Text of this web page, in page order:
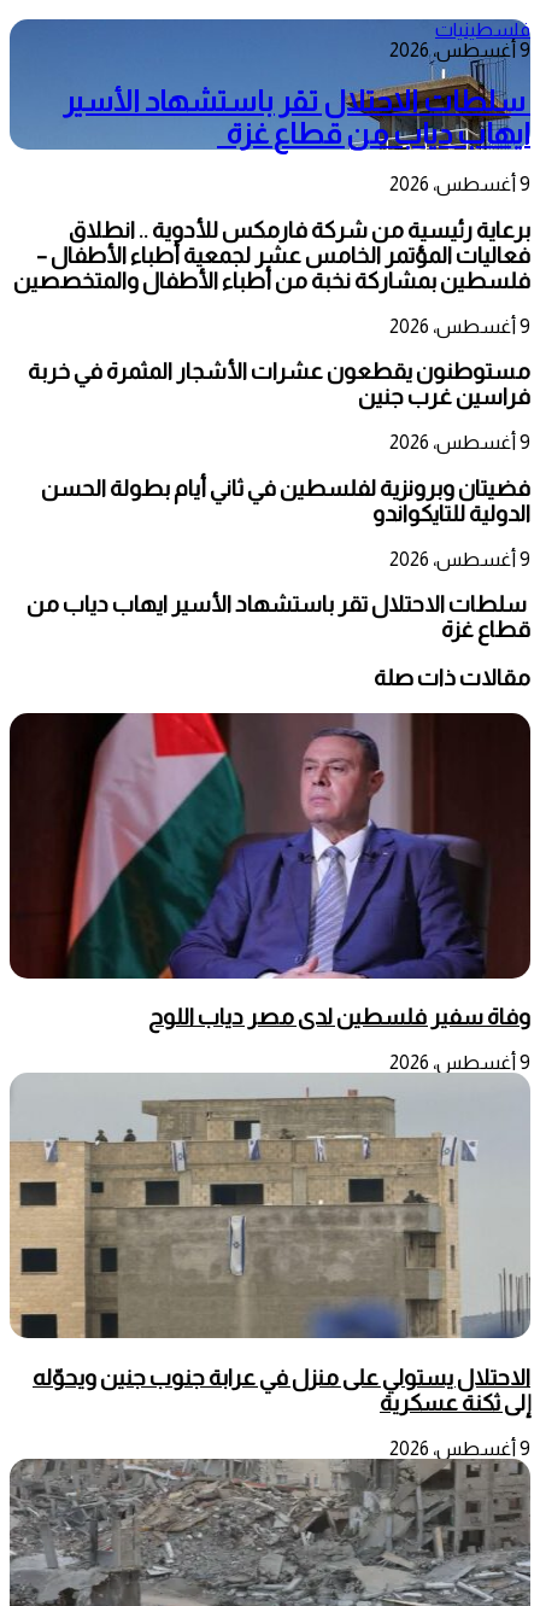
فلسطينيات
9 أغسطس، 2026
سلطات الاحتلال تقر باستشهاد الأسير
ايهاب دياب من قطاع غزة
9 أغسطس، 2026
برعاية رئيسية من شركة فارمكس للأدوية .. انطلاق
فعاليات المؤتمر الخامس عشر لجمعية أطباء الأطفال –
فلسطين بمشاركة نخبة من أطباء الأطفال والمتخصصين
9 أغسطس، 2026
مستوطنون يقطعون عشرات الأشجار المثمرة في خربة
فراسين غرب جنين
9 أغسطس، 2026
فضيتان وبرونزية لفلسطين في ثاني أيام بطولة الحسن
الدولية للتايكواندو
9 أغسطس، 2026
سلطات الاحتلال تقر باستشهاد الأسير ايهاب دياب من
قطاع غزة
مقالات ذات صلة
وفاة سفير فلسطين لدى مصر دياب اللوح
9 أغسطس، 2026
الاحتلال يستولي على منزل في عرابة جنوب جنين ويحوّله
إلى ثكنة عسكرية
9 أغسطس، 2026